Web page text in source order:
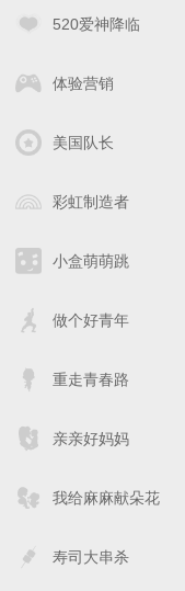
520爱神降临
体验营销
美国队长
彩虹制造者
小盒萌萌跳
做个好青年
重走青春路
亲亲好妈妈
我给麻麻献朵花
寿司大串杀